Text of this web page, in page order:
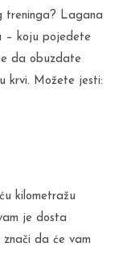
treninga? Lagana
– koju pojedete
da obuzdate
krvi. Možete jesti:
kilometražu
je dosta
da će vam